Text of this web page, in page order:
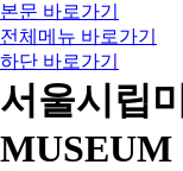
본문 바로가기
전체메뉴 바로가기
하단 바로가기
서울시립
MUSEUM